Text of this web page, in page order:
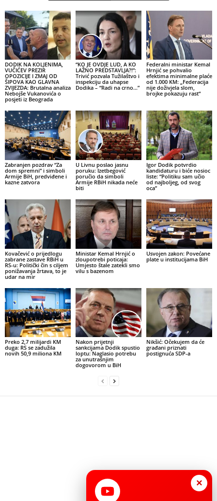
DODIK NA KOLJENIMA,
VUČIĆEV PREZIR
OPOZICIJE I ZMAJ OD
ŠIPOVA KAO GLAVNA
ZVIJEZDA: Brutalna analiza
Nebojše Vukanovića o
posjeti iz Beograda
“KO JE OVDJE LUD, A KO
LAŽNO PREDSTAVLJA?!”:
Trivić pozvala Tužilaštvo i
inspekciju da uhapse
Dodika – “Radi na crno…”
Federalni ministar Kemal
Hrnjić se pohvalio
efektima minimalne plaće
od 1.000 KM: „Federacija
nije doživjela slom,
brojke pokazuju rast“
Zabranjen pozdrav “Za
dom spremni” i simboli
Armije BiH, predviđene i
kazne zatvora
U Livnu poslao jasnu
poruku: Izetbegović
poručio da simboli
Armije RBiH nikada neće
biti
Igor Dodik potvrdio
kandidaturu i biće nosioc
liste: “Politiku sam učio
od najboljeg, od svog
oca”
Kovačević o prijedlogu
zabrane zastave RBiH u
RS-u: Politički čin s ciljem
ponižavanja žrtava, to je
udar na mir
Ministar Kemal Hrnjić o
zloupotrebi poticaja:
Umjesto štale zatekli smo
vilu s bazenom
Usvojen zakon: Povećane
plate u institucijama BiH
Preko 2,7 milijardi KM
duga: RS se zadužila
novih 50,9 miliona KM
Nakon prijetnji
sankcijama Dodik spustio
loptu: Naglasio potrebu
za unutrašnjim
dogovorom u BiH
Nikšić: Očekujem da će
građani priznati
postignuća SDP-a
×